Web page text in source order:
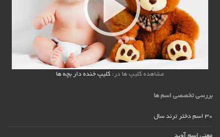
مشاهده کلیپ ها در: کلیپ خنده دار بچه ها
بررسی تخصصی اسم ها
30 اسم دختر ترند سال